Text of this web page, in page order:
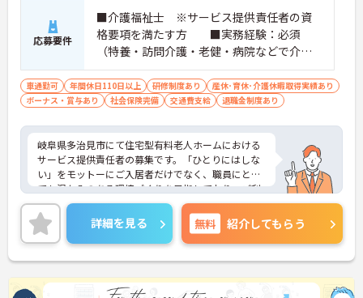
応募要件
■介護福祉士 ※サービス提供責任者の資
格要項を満たす方 ■実務経験：必須
（特養・訪問介護・老健・病院などで介護
の実務経験が3年程度ある方）☆サ責未経験
スタートの実績多数☆
車通勤可 年間休日110日以上 研修制度あり
産休･育休･介護休暇取得実績あり
ボーナス・賞与あり
社会保険完備 交通費支給 退職金制度あり
岐阜県多治見市にて住宅型有料老人ホームにおける
サービス提供責任者の募集です。「ひとりにはしな
い」をモットーにご入居者だけでなく、職員にとっ
ても温かみのある環境づくりを目指しており、ご利
用者一人ひとりに寄り添ってサービスを提供してい
ただける方を募集しています。サービス提供責任者
の経験がなくスタートされた方も多数いらっしゃい
ます。
ご興味のある方には、面接対策ポイントなど、さら
に詳細をお話しいたしますのでお気軽にご相談くだ
さい！
詳細を見る 無料 紹介してもらう